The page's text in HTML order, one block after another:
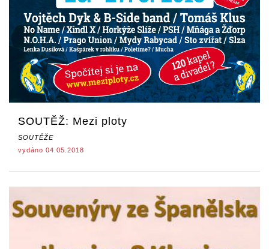
SOUTĚŽ: Mezi ploty
SOUTĚŽE
vydáno 04.05.2018